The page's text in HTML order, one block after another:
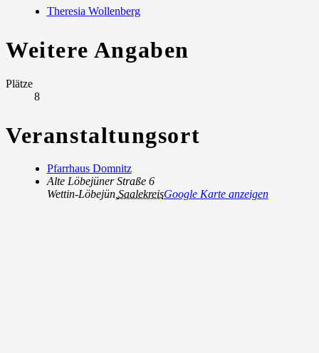
Theresia Wollenberg
Weitere Angaben
Plätze
8
Veranstaltungsort
Pfarrhaus Domnitz
Alte Löbejüner Straße 6
Wettin-Löbejün, SaalekreisGoogle Karte anzeigen